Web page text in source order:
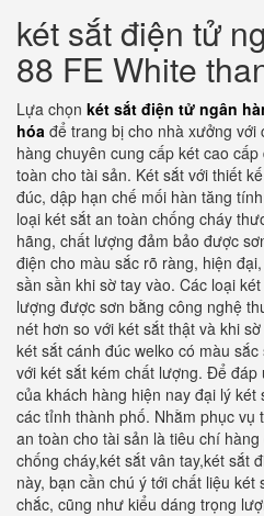
két sắt điện tử
88 FE White
Lựa chọn két sắt điện tử ngân
hóa để trang bị cho nhà xưởng với
hàng chuyên cung cấp két cao
toàn cho tài sản. Két sắt với thiết
đúc, dập hạn chế mối hàn tăng
loại két sắt an toàn chống cháy
hãng, chất lượng đảm bảo được
điện cho màu sắc rõ ràng, hiện
sần sần khi sờ tay vào. Các loại
lượng được sơn bằng công nghệ
nét hơn so với két sắt thật và khi
két sắt cánh đúc welko có màu
với két sắt kém chất lượng. Để
của khách hàng hiện nay đại lý
các tỉnh thành phố. Nhằm phục vụ
an toàn cho tài sản là tiêu chí
chống cháy,két sắt vân tay,két sắt
này, bạn cần chú ý tới chất liệu
chắc, cũng như kiểu dáng trọng